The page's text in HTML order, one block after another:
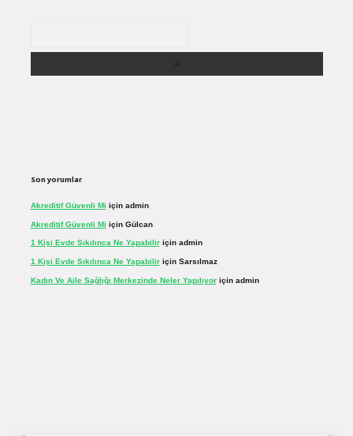
Son yorumlar
Akreditif Güvenli Mi için admin
Akreditif Güvenli Mi için Gülcan
1 Kişi Evde Sıkılınca Ne Yapabiliriçin admin
1 Kişi Evde Sıkılınca Ne Yapabiliriçin Sarsılmaz
Kadın Ve Aile Sağlığı Merkezinde Neler Yapılıyoriçin admin